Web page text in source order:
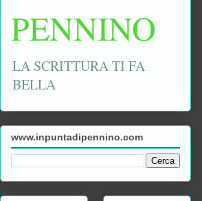
PENNINO
LA SCRITTURA TI FA
BELLA
www.inpuntadipennino.com